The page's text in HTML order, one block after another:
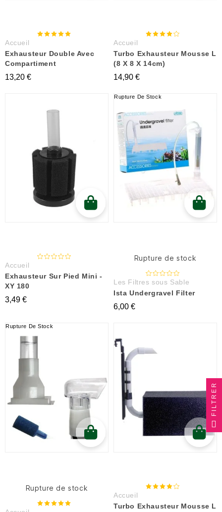
Accueil
Exhausteur Double Avec
Compartiment
13,20 €
Accueil
Turbo Exhausteur Mousse L
(8 X 8 X 14cm)
14,90 €
Accueil
Exhausteur Sur Pied Mini -
XY 180
3,49 €
Rupture De Stock
Rupture de stock
Les Filtres sous Sable
Ista Undergravel Filter
6,00 €
Rupture De Stock
Rupture de stock
Accueil
Turbo Exhausteur Mousse L
FILTRER